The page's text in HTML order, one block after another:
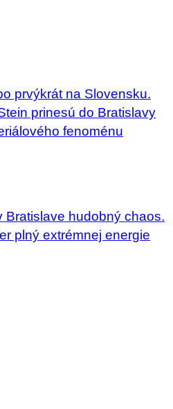
prvýkrát na Slovensku.
prinesú do Bratislavy
fenoménu
Bratislave hudobný chaos.
plný extrémnej energie